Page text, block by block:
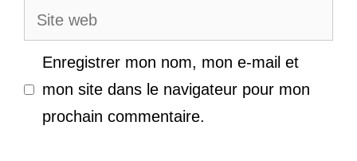
Site
web
Enregistrer mon nom, mon e-mail et
mon site dans le navigateur pour mon
prochain commentaire.